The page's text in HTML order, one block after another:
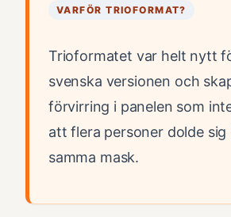
VARFÖR TRIOFORMAT?
Trioformatet var helt nytt
svenska versionen och
förvirring i panelen som
att flera personer dolde sig
samma mask.